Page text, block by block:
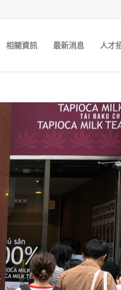
相關資訊 最新消息 人才